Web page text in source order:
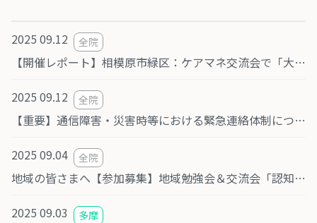
2025 09.12 全院
【開催レポート】相模原市緑区：ケアマネ交流会で「大人の発達障害について」のお話をさせていただきました。
2025 09.12 全院
【重要】通信障害・災害時等における緊急連絡体制について
2025 09.04 全院
地域の皆さまへ【参加募集】地域勉強会＆交流会「認知症」9月30日(火)相模原市中央区淵野辺
2025 09.03 多摩